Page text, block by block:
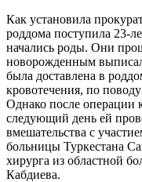
Как установила
роддома поступила 23-
начались роды. Они
новорожденным
была доставлена в
кровотечения, по
Однако после операции
следующий день ей
вмешательства с
больницы Туркестана
хирурга из областной
Кабдиева.